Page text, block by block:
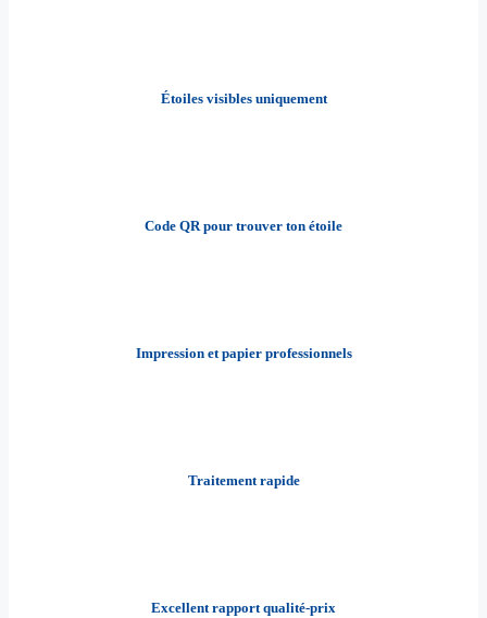
Étoiles visibles uniquement
Code QR pour trouver ton étoile
Impression et papier professionnels
Traitement rapide
Excellent rapport qualité-prix